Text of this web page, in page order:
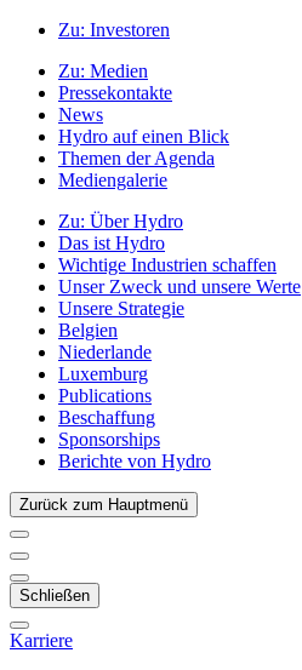
Zu: Investoren
Zu: Medien
Pressekontakte
News
Hydro auf einen Blick
Themen der Agenda
Mediengalerie
Zu: Über Hydro
Das ist Hydro
Wichtige Industrien schaffen
Unser Zweck und unsere Werte
Unsere Strategie
Belgien
Niederlande
Luxemburg
Publications
Beschaffung
Sponsorships
Berichte von Hydro
Zurück zum Hauptmenü
Schließen
Karriere